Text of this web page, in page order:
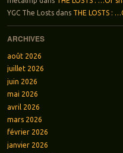
YGC The Lostsdans THE LOSTS :
ARCHIVES
août 2026
juillet 2026
juin 2026
mai 2026
avril 2026
mars 2026
février 2026
janvier 2026